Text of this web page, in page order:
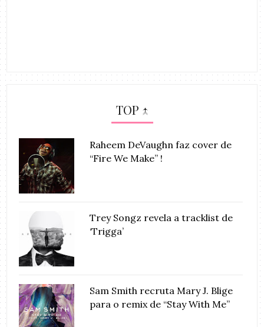
TOP ↑
Raheem DeVaughn faz cover de
“Fire We Make” !
Trey Songz revela a tracklist de
‘Trigga’
Sam Smith recruta Mary J. Blige
para o remix de “Stay With Me”